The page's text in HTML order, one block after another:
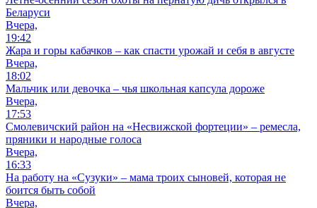
Беларуси
Вчера,
19:42
Жара и горы кабачков – как спасти урожай и себя в августе
Вчера,
18:02
Мальчик или девочка – чья школьная капсула дороже
Вчера,
17:53
Смолевичский район на «Несвижской фортеции» – ремесла,
пряники и народные голоса
Вчера,
16:33
На работу на «Сузуки» – мама троих сыновей, которая не
боится быть собой
Вчера,